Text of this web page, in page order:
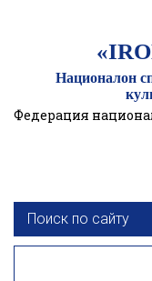
Националон
Федерация